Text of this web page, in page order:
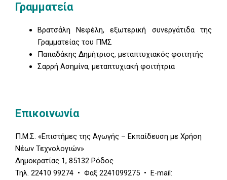
Γραμματεία
Βρατσάλη Νεφέλη, εξωτερική συνεργάτιδα της
Γραμματείας του ΠΜΣ
Παπαδάκης Δημήτριος, μεταπτυχιακός φοιτητής
Σαρρή Ασημίνα, μεταπτυχιακή φοιτήτρια
Επικοινωνία
Π.Μ.Σ. «Επιστήμες της Αγωγής – Εκπαίδευση με Χρήση
Νέων Τεχνολογιών»
Δημοκρατίας 1, 85132 Ρόδος
Τηλ. 22410 99274 • Φαξ 2241099275 • E-mail: